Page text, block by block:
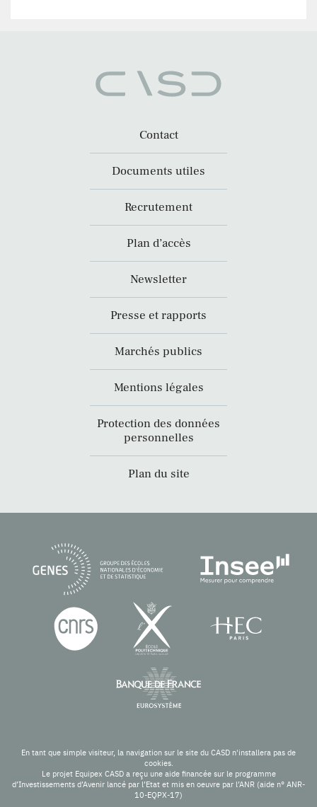
Contact
Documents utiles
Recrutement
Plan d’accès
Newsletter
Presse et rapports
Marchés publics
Mentions légales
Protection des données
personnelles
Plan du site
En tant que simple visiteur, la navigation sur le site du CASD n'installera pas de
cookies.
Le projet Equipex CASD a reçu une aide financée sur le programme
d’Investissements d’Avenir lancé par l’Etat et mis en oeuvre par l’ANR (aide n° ANR-
10-EQPX-17)